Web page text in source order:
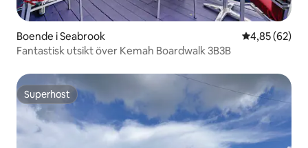
Boende i Seabrook 4,85 av 5 i
4,85 (62)
Fantastisk utsikt över Kemah Boardwalk 3B3B
Superhost
Superhost